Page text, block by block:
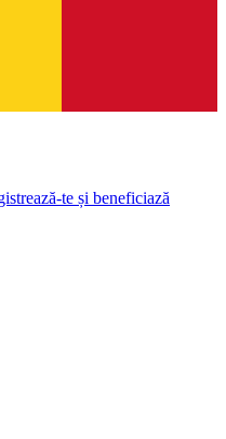
te și beneficiază